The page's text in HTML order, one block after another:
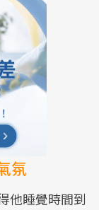
氛
他睡覺時間到